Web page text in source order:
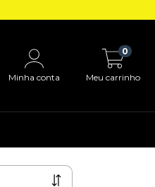
Minha conta Meu carrinho
0